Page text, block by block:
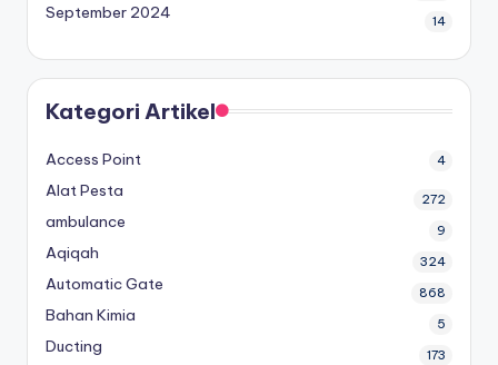
September 2024 14
Kategori Artikel
Access Point 4
Alat Pesta 272
ambulance 9
Aqiqah 324
Automatic Gate 868
Bahan Kimia 5
Ducting 173